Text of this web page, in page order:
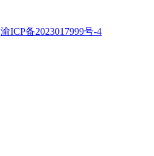
渝ICP备2023017999号-4